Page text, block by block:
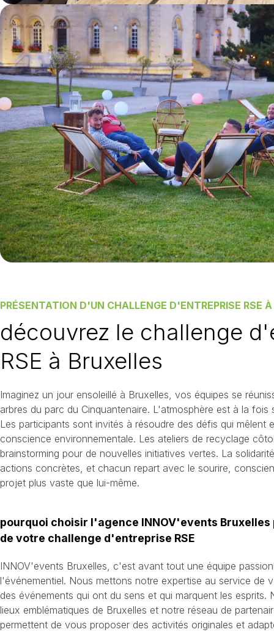
PRÉSENTATION D'UN CHALLENGE D'ENTREPRISE RSE
découvrez le challenge
RSE à Bruxelles
Imaginez un jour ensoleillé à Bruxelles, vos équipes se
arbres du parc du Cinquantenaire. L'atmosphère est à la fois
Les participants sont invités à résoudre des défis qui mêlent
conscience environnementale. Les ateliers de recyclage
brainstorming pour de nouvelles initiatives vertes. La
actions concrètes, et chacun repart avec le sourire,
projet plus vaste que lui-même.
pourquoi choisir l'agence INNOV'events
de votre challenge d'entreprise RSE
INNOV'events Bruxelles, c'est avant tout une équipe
l'événementiel. Nous mettons notre expertise au service de
des événements qui ont du sens et qui marquent les esprits.
lieux emblématiques de Bruxelles et notre réseau de
permettent de vous proposer des activités originales et